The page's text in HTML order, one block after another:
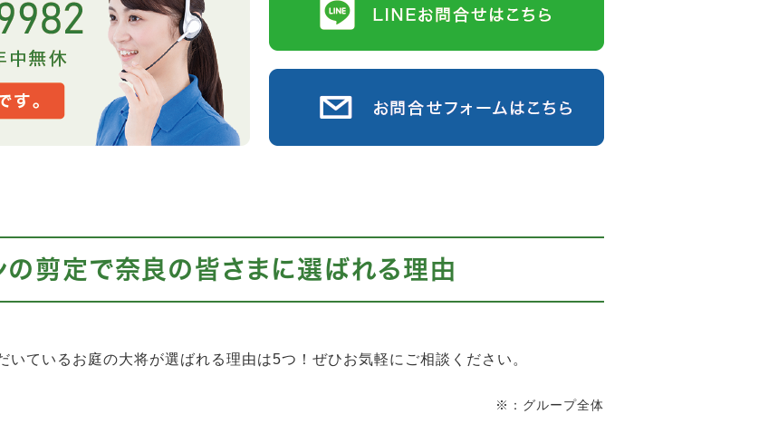
の剪定で奈良の皆さまに選ばれる理由
いているお庭の大将が選ばれる理由は5つ！ぜひお気軽にご相談ください。
※：グループ全体